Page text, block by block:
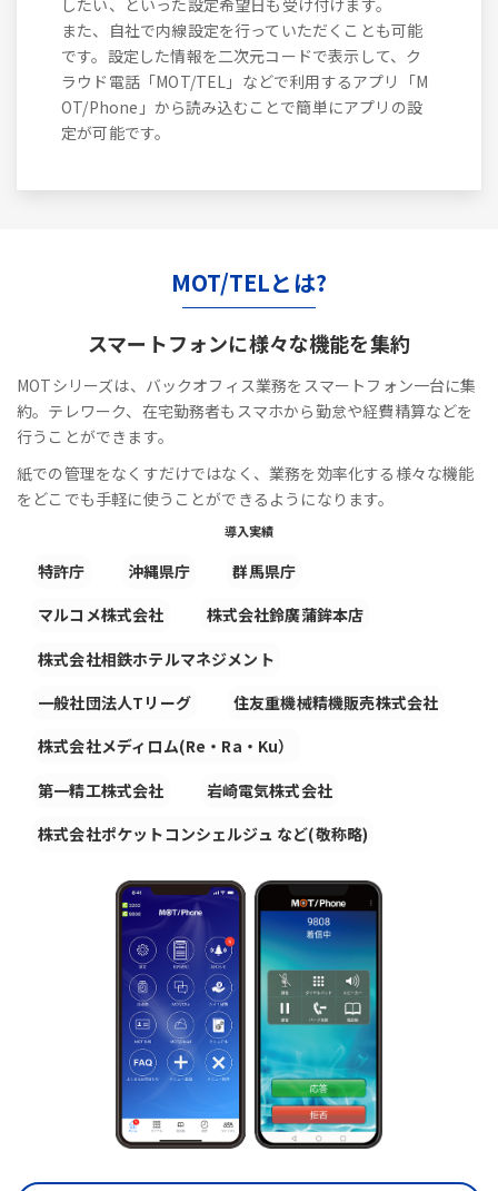
また、自社で内線設定を行っていただくことも可能
です。設定した情報を二次元コードで表示して、ク
ラウド電話「MOT/TEL」などで利用するアプリ「M
OT/Phone」から読み込むことで簡単にアプリの設
定が可能です。
MOT/TELとは?
スマートフォンに様々な機能を集約
MOTシリーズは、バックオフィス業務をスマートフォン一台に集
約。テレワーク、在宅勤務者もスマホから勤怠や経費精算などを
行うことができます。
紙での管理をなくすだけではなく、業務を効率化する様々な機能
をどこでも手軽に使うことができるようになります。
導入実績
特許庁 沖縄県庁
群馬県庁
マルコメ株式会社
株式会社鈴廣蒲鉾本店
株式会社相鉄ホテルマネジメント
一般社団法人Tリーグ
住友重機械精機販売株式会社
株式会社メディロム(Re・Ra・Ku）
第一精工株式会社
岩崎電気株式会社
株式会社ポケットコンシェルジュ など(敬称略)